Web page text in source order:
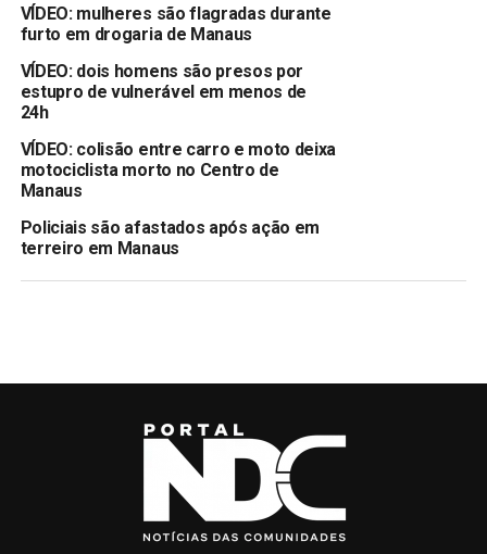
VÍDEO: mulheres são flagradas durante
furto em drogaria de Manaus
VÍDEO: dois homens são presos por
estupro de vulnerável em menos de
24h
VÍDEO: colisão entre carro e moto deixa
motociclista morto no Centro de
Manaus
Policiais são afastados após ação em
terreiro em Manaus